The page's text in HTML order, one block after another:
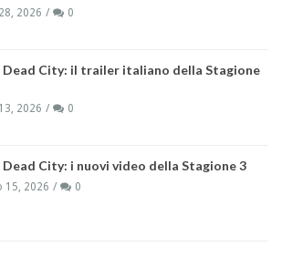
2026 0
Dead City: il trailer italiano della Stagione
2026 0
City: i nuovi video della Stagione 3
15, 2026 0